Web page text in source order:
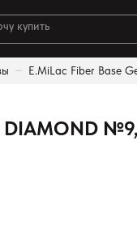
E.MiLac Fiber Base
DIAMOND